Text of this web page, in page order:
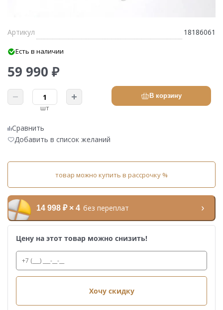
Артикул 18186061
Есть в наличии
59 990 ₽
шт
В корзину
Сравнить
Добавить в список желаний
товар можно купить в рассрочку %
14 998 ₽ × 4 без переплат
Цену на этот товар можно снизить!
Хочу скидку